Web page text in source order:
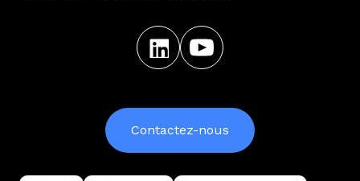
Contactez-nous